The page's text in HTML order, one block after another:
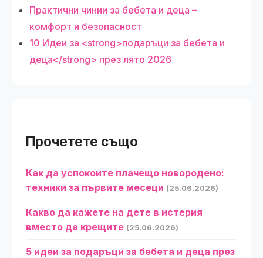
Практични чинии за бебета и деца –
комфорт и безопасност
10 Идеи за <strong>подаръци за бебета и
деца</strong> през лято 2026
Прочетете също
Как да успокоите плачещо новородено:
техники за първите месеци (25.06.2026)
Какво да кажете на дете в истерия
вместо да крещите (25.06.2026)
5 идеи за подаръци за бебета и деца през